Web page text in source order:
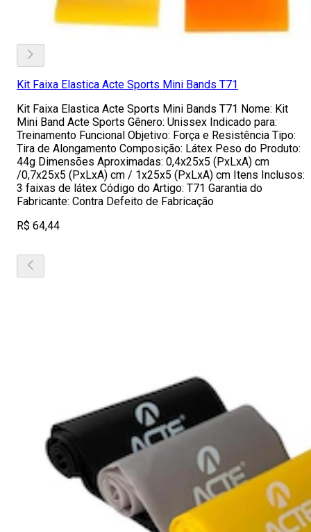
Kit Faixa Elastica Acte Sports Mini Bands T71
Kit Faixa Elastica Acte Sports Mini Bands T71 Nome: Kit
Mini Band Acte Sports Gênero: Unissex Indicado para:
Treinamento Funcional Objetivo: Força e Resistência Tipo:
Tira de Alongamento Composição: Látex Peso do Produto:
44g Dimensões Aproximadas: 0,4x25x5 (PxLxA) cm
/0,7x25x5 (PxLxA) cm / 1x25x5 (PxLxA) cm Itens Inclusos:
3 faixas de látex Código do Artigo: T71 Garantia do
Fabricante: Contra Defeito de Fabricação
R$ 64,44